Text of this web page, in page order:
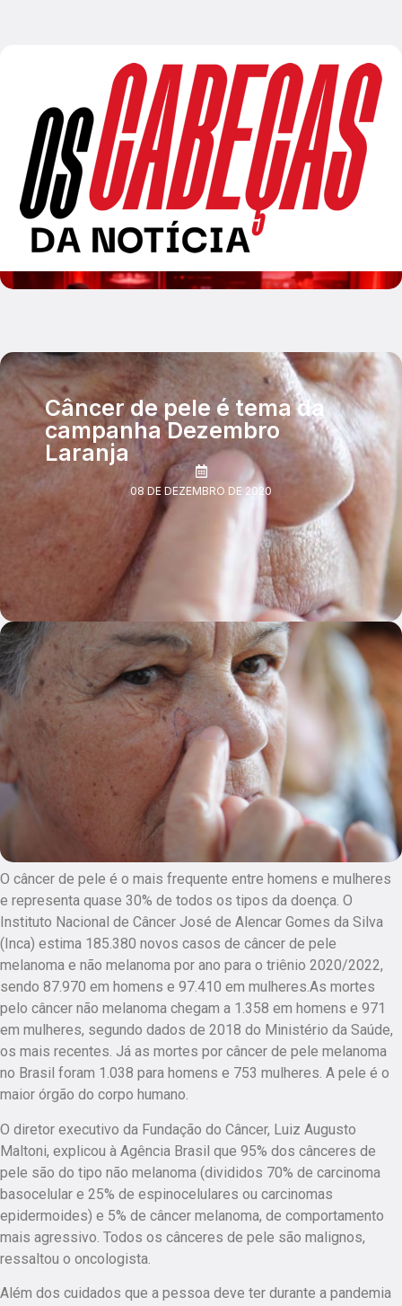
Câncer de pele é tema da
campanha Dezembro
Laranja
08 DE DEZEMBRO DE 2020
O câncer de pele é o mais frequente entre homens e mulheres
e representa quase 30% de todos os tipos da doença. O
Instituto Nacional de Câncer José de Alencar Gomes da Silva
(Inca) estima 185.380 novos casos de câncer de pele
melanoma e não melanoma por ano para o triênio 2020/2022,
sendo 87.970 em homens e 97.410 em mulheres.As mortes
pelo câncer não melanoma chegam a 1.358 em homens e 971
em mulheres, segundo dados de 2018 do Ministério da Saúde,
os mais recentes. Já as mortes por câncer de pele melanoma
no Brasil foram 1.038 para homens e 753 mulheres. A pele é o
maior órgão do corpo humano.
O diretor executivo da Fundação do Câncer, Luiz Augusto
Maltoni, explicou à Agência Brasil que 95% dos cânceres de
pele são do tipo não melanoma (divididos 70% de carcinoma
basocelular e 25% de espinocelulares ou carcinomas
epidermoides) e 5% de câncer melanoma, de comportamento
mais agressivo. Todos os cânceres de pele são malignos,
ressaltou o oncologista.
Além dos cuidados que a pessoa deve ter durante a pandemia